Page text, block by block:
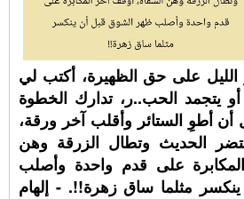
على حق الظهيرة، أكتب لي
يتجمد الحب..ر، تدارك الخطوة
أطوِ الستائر وأقلب آخر ورقة،
الحديث وتطال الزرقة وهن
على قدم واحدة وأصلب
مثلما ساق زهرة!!. - إلهام